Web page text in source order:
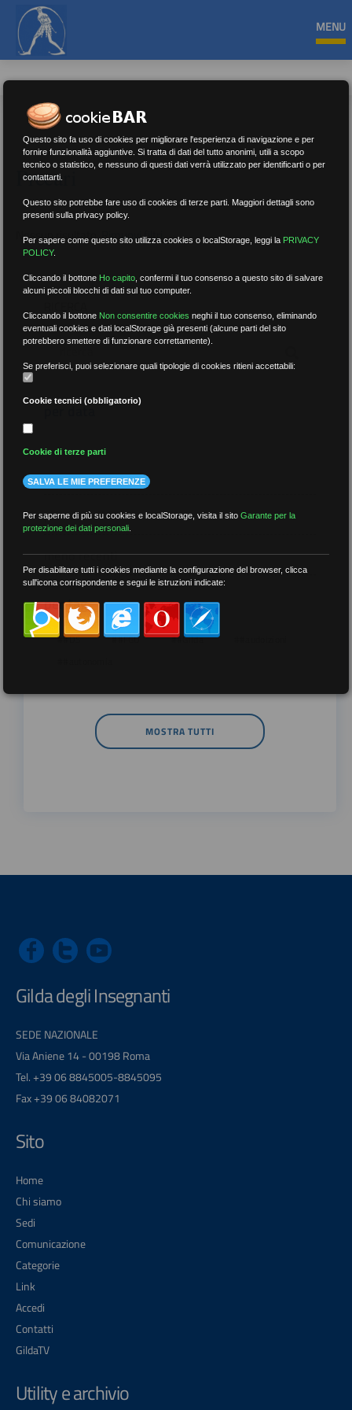
MENU
Precari
Nessun risultato.Rimuovi filtri
per data
più recenti
meno recenti
per tag
##DS ##FGU ##Gilda
MOSTRA TUTTI
Gilda degli Insegnanti
SEDE NAZIONALE
Via Aniene 14 - 00198 Roma
Tel. +39 06 8845005-8845095
Fax +39 06 84082071
Sito
Home
Chi siamo
Sedi
Comunicazione
Categorie
Link
Accedi
Contatti
GildaTV
Utility e archivio
Questo sito fa uso di cookies per migliorare l'esperienza di navigazione e per
fornire funzionalità aggiuntive. Si tratta di dati del tutto anonimi, utili a scopo
tecnico o statistico, e nessuno di questi dati verrà utilizzato per identificarti o per
contattarti.
Questo sito potrebbe fare uso di cookies di terze parti. Maggiori dettagli sono
presenti sulla privacy policy.
Per sapere come questo sito utilizza cookies o localStorage, leggi la PRIVACY
POLICY.
Cliccando il bottone Ho capito ,confermi il tuo consenso a questo sito di salvare
alcuni piccoli blocchi di dati sul tuo computer.
Cliccando il bottone Non consentire cookies neghi il tuo consenso, eliminando
eventuali cookies e dati localStorage già presenti (alcune parti del sito
potrebbero smettere di funzionare correttamente).
Se preferisci, puoi selezionare quali tipologie di cookies ritieni accettabili:
Cookie tecnici (obbligatorio)
Cookie di terze parti
SALVA LE MIE PREFERENZE
Per saperne di più su cookies e localStorage, visita il sitoGarante per la
protezione dei dati personali
Per disabilitare tutti i cookies mediante la configurazione del browser, clicca
sull'icona corrispondente e segui le istruzioni indicate: